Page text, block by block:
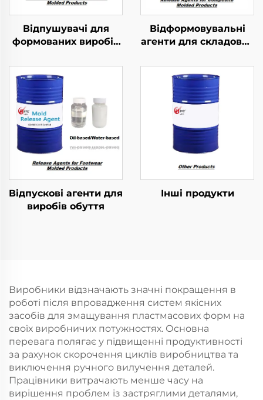
Відпушувачі для
формованих виробів
пенополіуретану
Відформовувальні
агенти для складових
Відпускові агенти для
виробів обуття
Інші продукти
Виробники відзначають значні покращення в
роботі після впровадження систем якісних
засобів для змащування пластмасових форм на
своїх виробничих потужностях. Основна
перевага полягає у підвищенні продуктивності
за рахунок скорочення циклів виробництва та
виключення ручного вилучення деталей.
Працівники витрачають менше часу на
вирішення проблем із застряглими деталями,